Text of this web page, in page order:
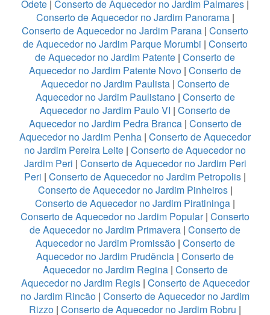
Odete | Conserto de Aquecedor no Jardim Palmares |
Conserto de Aquecedor no Jardim Panorama|
Conserto de Aquecedor no Jardim Parana | Conserto
de Aquecedor no Jardim Parque Morumbi | Conserto
de Aquecedor no Jardim Patente | Conserto de
Aquecedor no Jardim Patente Novo | Conserto de
Aquecedor no Jardim Paulista| Conserto de
Aquecedor no Jardim Paulistano| Conserto de
Aquecedor no Jardim Paulo VI | Conserto de
Aquecedor no Jardim Pedra Branca| Conserto de
Aquecedor no Jardim Penha | Conserto de Aquecedor
no Jardim Pereira Leite | Conserto de Aquecedor no
Jardim Peri | Conserto de Aquecedor no Jardim Peri
Peri | Conserto de Aquecedor no Jardim Petropolis |
Conserto de Aquecedor no Jardim Pinheiros|
Conserto de Aquecedor no Jardim Piratininga |
Conserto de Aquecedor no Jardim Popular| Conserto
de Aquecedor no Jardim Primavera | Conserto de
Aquecedor no Jardim Promissão| Conserto de
Aquecedor no Jardim Prudência | Conserto de
Aquecedor no Jardim Regina| Conserto de
Aquecedor no Jardim Regis| Conserto de Aquecedor
no Jardim Rincão | Conserto de Aquecedor no Jardim
Rizzo | Conserto de Aquecedor no Jardim Robru |